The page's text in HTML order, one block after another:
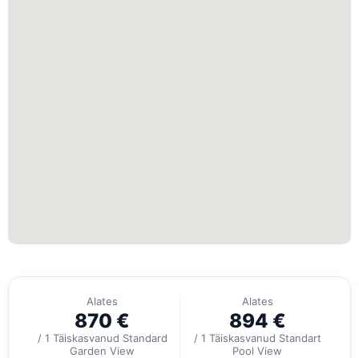
Alates
870 €
/ 1 Täiskasvanud Standard
Garden View
Alates
894 €
/ 1 Täiskasvanud Standart
Pool View